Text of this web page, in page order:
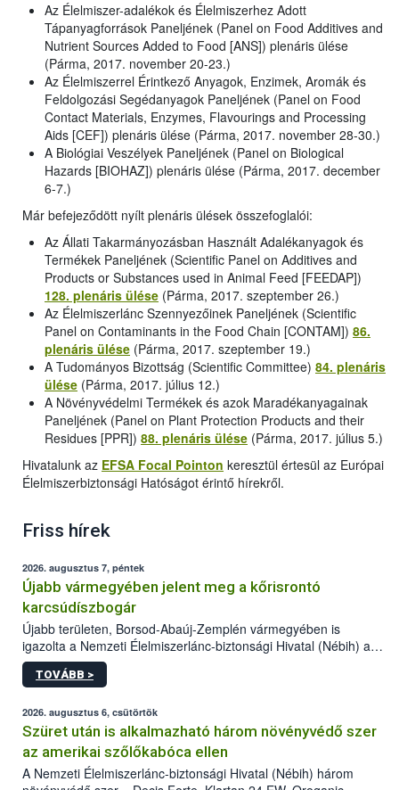
Az Élelmiszer-adalékok és Élelmiszerhez Adott
Tápanyagforrások Paneljének (Panel on Food Additives and
Nutrient Sources Added to Food [ANS]) plenáris ülése
(Párma, 2017. november 20-23.)
Az Élelmiszerrel Érintkező Anyagok, Enzimek, Aromák és
Feldolgozási Segédanyagok Paneljének (Panel on Food
Contact Materials, Enzymes, Flavourings and Processing
Aids [CEF]) plenáris ülése (Párma, 2017. november 28-30.)
A Biológiai Veszélyek Paneljének (Panel on Biological
Hazards [BIOHAZ]) plenáris ülése (Párma, 2017. december
6-7.)
Már befejeződött nyílt plenáris ülések összefoglalói:
Az Állati Takarmányozásban Használt Adalékanyagok és
Termékek Paneljének (Scientific Panel on Additives and
Products or Substances used in Animal Feed [FEEDAP])
128. plenáris ülése (Párma, 2017. szeptember 26.)
Az Élelmiszerlánc Szennyezőinek Paneljének (Scientific
Panel on Contaminants in the Food Chain [CONTAM]) 86.
plenáris ülése (Párma, 2017. szeptember 19.)
A Tudományos Bizottság (Scientific Committee) 84. plenáris
ülése (Párma, 2017. július 12.)
A Növényvédelmi Termékek és azok Maradékanyagainak
Paneljének (Panel on Plant Protection Products and their
Residues [PPR]) 88. plenáris ülése (Párma, 2017. július 5.)
Hivatalunk az EFSA Focal Pointon keresztül értesül az Európai
Élelmiszerbiztonsági Hatóságot érintő hírekről.
Friss hírek
2026. augusztus 7, péntek
Újabb vármegyében jelent meg a kőrisrontó
karcsúdíszbogár
Újabb területen, Borsod-Abaúj-Zemplén vármegyében is
igazolta a Nemzeti Élelmiszerlánc-biztonsági Hivatal (Nébih) a
kőrisrontó karcsúdíszbogár (Agrilus planipennis) jelenlétét. A
kártevőt nem csak színcsapdában találták meg, de már fertőzött
az intenzív felderítést, emellett az intézkedéseket a szlovák
hatósággal is összehangolják a terjedés megállítása érdekében.
TOVÁBB >
2026. augusztus 6, csütörtök
Szüret után is alkalmazható három növényvédő szer
az amerikai szőlőkabóca ellen
A Nemzeti Élelmiszerlánc-biztonsági Hivatal (Nébih) három